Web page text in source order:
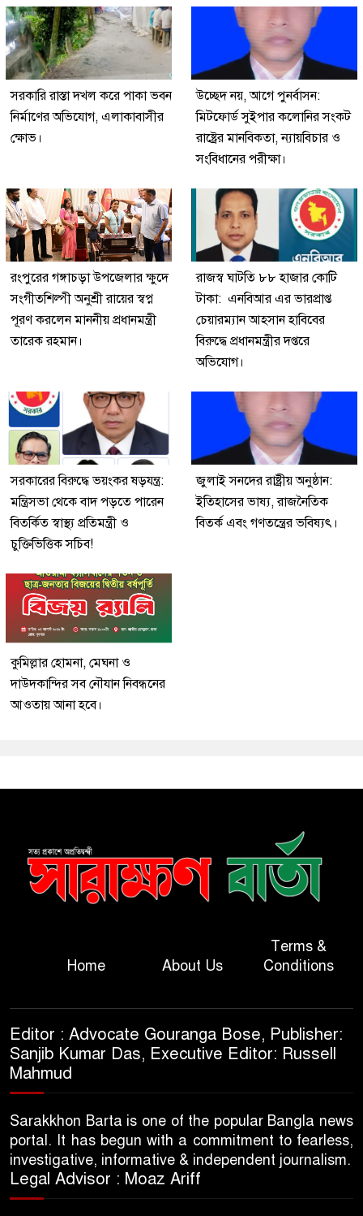
সরকারি রাস্তা দখল করে পাকা ভবন
নির্মাণের অভিযোগ, এলাকাবাসীর
ক্ষোভ।
উচ্ছেদ নয়, আগে পুনর্বাসন:
মিটফোর্ড সুইপার কলোনির সংকট
রাষ্ট্রের মানবিকতা, ন্যায়বিচার ও
সংবিধানের পরীক্ষা।
রংপুরের গঙ্গাচড়া উপজেলার ক্ষুদে
সংগীতশিল্পী অনুশ্রী রায়ের স্বপ্ন
পূরণ করলেন মাননীয় প্রধানমন্ত্রী
তারেক রহমান।
রাজস্ব ঘাটতি ৮৮ হাজার কোটি
টাকা: এনবিআর এর ভারপ্রাপ্ত
চেয়ারম্যান আহসান হাবিবের
বিরুদ্ধে প্রধানমন্ত্রীর দপ্তরে
অভিযোগ।
সরকারের বিরুদ্ধে ভয়ংকর ষড়যন্ত্র:
মন্ত্রিসভা থেকে বাদ পড়তে পারেন
বিতর্কিত স্বাস্থ্য প্রতিমন্ত্রী ও
চুক্তিভিত্তিক সচিব!
জুলাই সনদের রাষ্ট্রীয় অনুষ্ঠান:
ইতিহাসের ভাষ্য, রাজনৈতিক
বিতর্ক এবং গণতন্ত্রের ভবিষ্যৎ।
কুমিল্লার হোমনা, মেঘনা ও
দাউদকান্দির সব নৌযান নিবন্ধনের
আওতায় আনা হবে।
Home About Us
Terms &
Conditions
Editor : Advocate Gouranga Bose, Publisher:
Sanjib Kumar Das, Executive Editor: Russell
Mahmud
Sarakkhon Barta is one of the popular Bangla news
portal. It has begun with a commitment to fearless,
investigative, informative & independent journalism.
Legal Advisor : Moaz Ariff